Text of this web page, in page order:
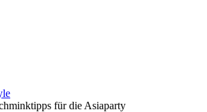
für die Asiaparty